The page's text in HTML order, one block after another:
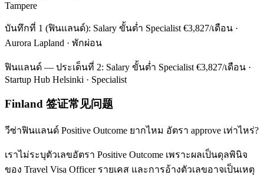
Tampere
บันทึกที่ 1 (ฟินแลนด์): Salary ขั้นต่ำ Specialist €3,827/เดือน ·
Aurora Lapland · พักผ่อน
ฟินแลนด์ — ประเด็นที่ 2: Salary ขั้นต่ำ Specialist €3,827/เดือน ·
Startup Hub Helsinki · Specialist
Finland 签证常见问题
วีซ่าฟินแลนด์ Positive Outcome ยากไหม อัตรา approve เท่าไหร่?
เราไม่ระบุตัวเลขอัตรา Positive Outcome เพราะผลเป็นดุลพินิจ
ของ Travel Visa Officer รายเคส และการอ้างตัวเลขอาจเป็นเหตุ